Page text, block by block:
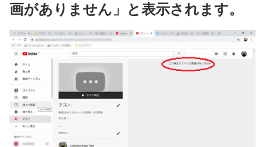
画がありません」と表示されます。